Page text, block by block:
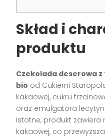
Skład i
produktu
Czekolada deserowa
bio od Cukierni
kakaowej, cukru
oraz emulgatora
istotne, produkt zawiera
kakaowej, co